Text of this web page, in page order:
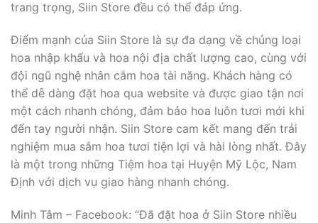
trang trọng, Siin Store đều có thể đáp ứng.
Điểm mạnh của Siin Store là sự đa dạng về chủng loại
hoa nhập khẩu và hoa nội địa chất lượng cao, cùng với
đội ngũ nghệ nhân cắm hoa tài năng. Khách hàng có
thể dễ dàng đặt hoa qua website và được giao tận nơi
một cách nhanh chóng, đảm bảo hoa luôn tươi mới khi
đến tay người nhận. Siin Store cam kết mang đến trải
nghiệm mua sắm hoa tươi tiện lợi và hài lòng nhất. Đây
là một trong những Tiệm hoa tại Huyện Mỹ Lộc, Nam
Định với dịch vụ giao hàng nhanh chóng.
Minh Tâm – Facebook: “Đã đặt hoa ở Siin Store nhiều